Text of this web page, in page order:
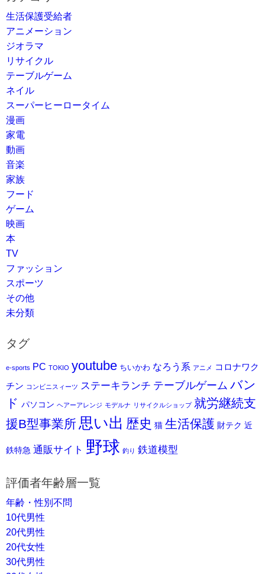
生活保護受給者
アニメーション
ジオラマ
リサイクル
テーブルゲーム
ネイル
スーパーヒーロータイム
漫画
家電
動画
音楽
家族
フード
ゲーム
映画
本
TV
ファッション
スポーツ
その他
未分類
タグ
e-sports PC TOKIO youtube ちいかわ なろう系 アニメ
コロナワク
チン コンビニスィーツ ステーキランチ テーブルゲーム バン
ド パソコン ヘアーアレンジ モデルナ リサイクルショップ 就労継続支
援B型事業所 思い出 歴史 猫 生活保護 財テク 近
鉄特急 通販サイト 野球 釣り 鉄道模型
評価者年齢層一覧
年齢・性別不問
10代男性
20代男性
20代女性
30代男性